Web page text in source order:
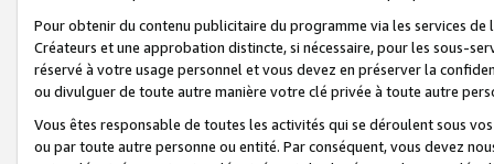
Pour obtenir du contenu publicitaire du programme via les services
Créateurs et une approbation distincte, si nécessaire, pour les sous-
réservé à votre usage personnel et vous devez en préserver la
ou divulguer de toute autre manière votre clé privée à toute autre
Vous êtes responsable de toutes les activités qui se déroulent sous
ou par toute autre personne ou entité. Par conséquent, vous devez